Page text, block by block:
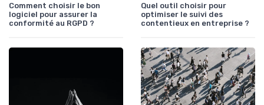
Comment choisir le bon
logiciel pour assurer la
conformité au RGPD ?
Quel outil choisir pour
optimiser le suivi des
contentieux en entreprise ?